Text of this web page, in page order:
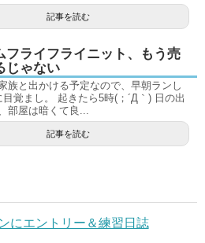
記事を読む
フライフライニット、もう売
じゃない
族と出かける予定なので、早朝ランし
目覚まし。 起きたら5時(；´Д｀) 日の出
部屋は暗くて良...
記事を読む
にエントリー＆練習日誌